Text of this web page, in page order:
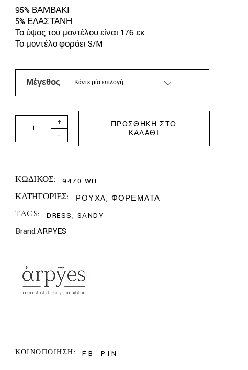
95% ΒΑΜΒΑΚΙ
5% ΕΛΑΣΤΑΝΗ
Το ύψος του μοντέλου είναι 176 εκ.
Το μοντέλο φοράει S/M
Μέγεθος Κάντε μία επιλογή
ARPYES - SANDY DRESS VANILLA quantity
-
+
ΠΡΟΣΘΉΚΗ ΣΤΟ
ΚΑΛΆΘΙ
ΚΩΔΙΚΟΣ: 9470-WH
ΚΑΤΗΓΟΡΙΕΣ: ΡΟΥΧΑ, ΦΟΡΕΜΑΤΑ
TAGS: DRESS, SANDY
Brand:ARPYES
ΚΟΙΝΟΠΟΙΗΣΗ: FB PIN